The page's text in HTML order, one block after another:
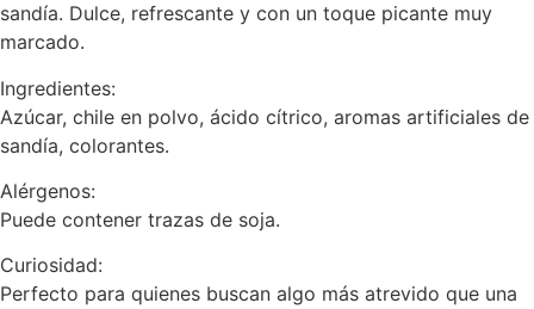
sandía. Dulce, refrescante y con un toque picante muy
marcado.
Ingredientes:
Azúcar, chile en polvo, ácido cítrico, aromas artificiales de
sandía, colorantes.
Alérgenos:
Puede contener trazas de soja.
Curiosidad:
Perfecto para quienes buscan algo más atrevido que una